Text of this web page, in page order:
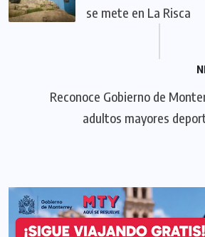
se mete en La Risca
Reconoce Gobierno de
adultos mayores